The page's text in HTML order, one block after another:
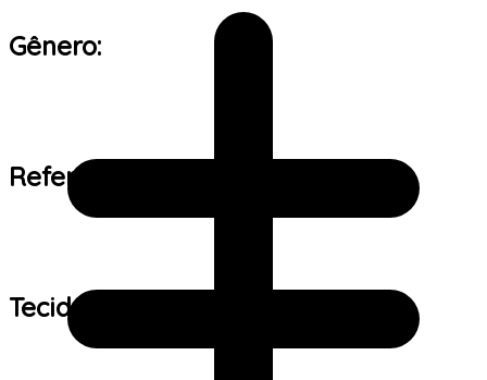
Gênero:
Referência de tamanho:
Tecido: